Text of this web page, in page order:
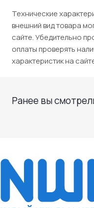
Технические
внешний вид товара
сайте. Убедительно
оплаты проверять
характеристик на
Ранее вы